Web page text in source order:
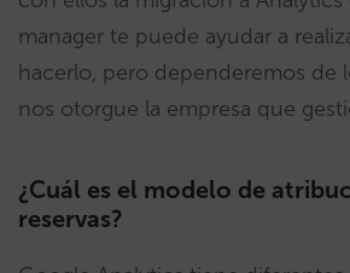
manager te puede ayudar a
hacerlo, pero dependeremos de
nos otorgue la empresa que
¿Cuál es el modelo de
reservas?